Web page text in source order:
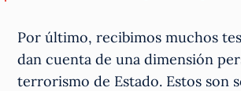
Por último, recibimos muchos
dan cuenta de una dimensión
terrorismo de Estado. Estos son